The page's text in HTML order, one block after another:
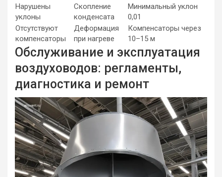
Нарушены
уклоны
Скопление
конденсата
Минимальный уклон
0,01
Отсутствуют
компенсаторы
Деформация
при нагреве
Компенсаторы через
10–15 м
Обслуживание и эксплуатация
воздуховодов: регламенты,
диагностика и ремонт